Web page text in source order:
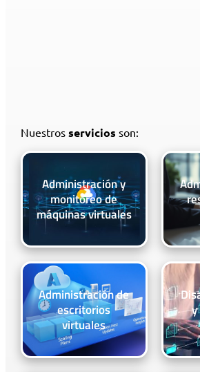
Nuestros servicios son:
Administración y
monitoreo de
máquinas virtuales
Administración de
escritorios
virtuales